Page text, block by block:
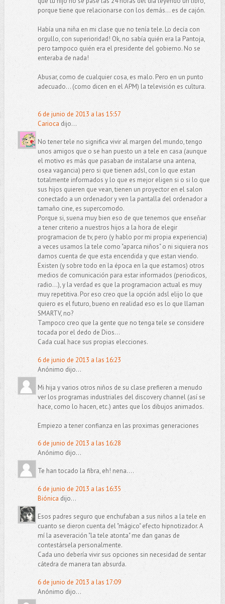
porque tiene que relacionarse con los demás... es de cajón.
Había una niña en mi clase que no tenía tele. Lo decía con
orgullo, con superioridad! Ok, no sabía quién era la Pantoja,
pero tampoco quién era el presidente del gobierno. No se
enteraba de nada!
Abusar, como de cualquier cosa, es malo. Pero en un punto
adecuado... (como dicen en el APM) la televisión es cultura.
6 de junio de 2013 a las 15:57
Carioca dijo...
No tener tele no significa vivir al margen del mundo, tengo
unos amigos que o se han puesto un a tele en casa (aunque
el motivo es más que pasaban de instalarse una antena,
osea vagancia) pero si que tienen adsl, con lo que estan
totalmente informados y lo que es mejor eligen si o si lo que
sus hijos quieren que vean, tienen un proyector en el salon
conectado a un ordenador y ven la pantalla del ordenador a
tamaño cine, es supercomodo.
Porque si, suena muy bien eso de que tenemos que enseñar
a tener criterio a nuestros hijos a la hora de elegir
programacion de tv, pero (y hablo por mi propia experiencia)
a veces usamos la tele como "aparca niños" o ni siquiera nos
damos cuenta de que esta encendida y que estan viendo.
Existen (y sobre todo en la época en la que estamos) otros
medios de comunicación para estar informados (periodicos,
radio...), y la verdad es que la programacion actual es muy
muy repetitiva. Por eso creo que la opción adsl elijo lo que
quiero es el futuro, bueno en realidad eso es lo que llaman
SMARTV, no?
Tampoco creo que la gente que no tenga tele se considere
tocada por el dedo de Dios...
Cada cual hace sus propias elecciones.
6 de junio de 2013 a las 16:23
Anónimo dijo...
Mi hija y varios otros niños de su clase prefieren a menudo
ver los programas industriales del discovery channel (así se
hace, como lo hacen, etc.) antes que los dibujos animados.
Empiezo a tener confianza en las proximas generaciones
6 de junio de 2013 a las 16:28
Anónimo dijo...
Te han tocado la fibra, eh! nena....
6 de junio de 2013 a las 16:35
Biónica dijo...
Esos padres seguro que enchufaban a sus niños a la tele en
cuanto se dieron cuenta del "mágico" efecto hipnotizador. A
mí la aseveración "la tele atonta" me dan ganas de
contestársela personalmente.
Cada uno debería vivir sus opciones sin necesidad de sentar
cátedra de manera tan absurda.
6 de junio de 2013 a las 17:09
Anónimo dijo...